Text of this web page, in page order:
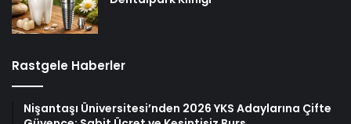
Rastgele Haberler
Nişantaşı Üniversitesi’nden 2026 YKS Adaylarına Çifte